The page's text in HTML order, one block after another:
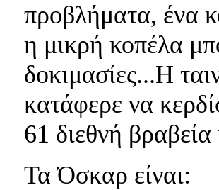
προβλήματα, ένα
η μικρή κοπέλα
δοκιμασίες...Η
κατάφερε να
61 διεθνή
Τα Όσκαρ είναι: